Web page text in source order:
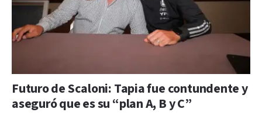
Futuro de Scaloni: Tapia fue contundente y
aseguró que es su “plan A, B y C”